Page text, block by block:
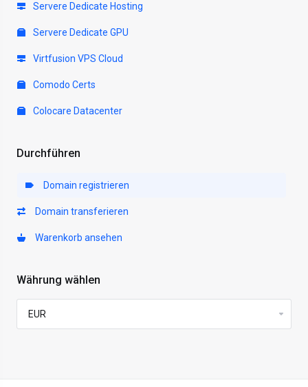
Servere Dedicate Hosting
Servere Dedicate GPU
Virtfusion VPS Cloud
Comodo Certs
Colocare Datacenter
Durchführen
Domain registrieren
Domain transferieren
Warenkorb ansehen
Währung wählen